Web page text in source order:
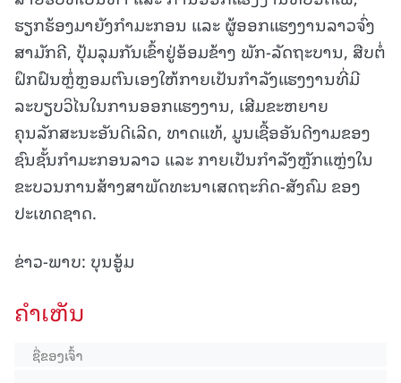
ຮຽກຮ້ອງມາຍັງກໍາມະກອນ ແລະ ຜູ້ອອກແຮງງານລາວຈົ່ງ
ສາມັກຄີ, ປຸ້ມລຸມກັນເຂົ້າຢູ່ອ້ອມຂ້າງ ພັກ-ລັດຖະບານ, ສືບຕໍ່
ຝຶກຝົນຫຼໍ່ຫຼອມຕົນເອງໃຫ້ກາຍເປັນກຳລັງແຮງງານທີ່ມີ
ລະບຽບວິໄນໃນການອອກແຮງງານ, ເສີມຂະຫຍາຍ
ຄຸນລັກສະນະອັນດີເລີດ, ທາດແທ້, ມູນເຊື້ອອັນດີງາມຂອງ
ຊົນຊັ້ນກໍາມະກອນລາວ ແລະ ກາຍເປັນກໍາລັງຫຼັກແຫຼ່ງໃນ
ຂະບວນການສ້າງສາພັດທະນາເສດຖະກິດ-ສັງຄົມ ຂອງ
ປະເທດຊາດ.
ຂ່າວ-ພາບ: ບຸນອູ້ມ
ຄໍາເຫັນ